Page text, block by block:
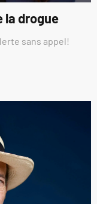
la drogue
sans appel!